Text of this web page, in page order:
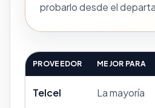
probarlo desde el
PROVEEDOR MEJOR PARA
Telcel
La mayoría